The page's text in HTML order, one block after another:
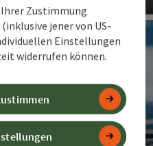
Zustimmung
jener von US-
Einstellungen
widerrufen können.